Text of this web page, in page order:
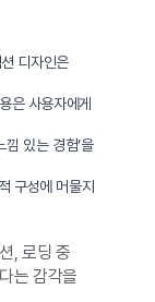
디자인은
은 사용자에게
있는 경험’을
구성에 머물지
, 로딩 중
는 감각을